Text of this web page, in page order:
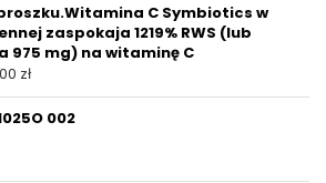
C Symbiotics w
zaspokaja 1219% RWS (lub
975 mg) na witaminę C
zł
002